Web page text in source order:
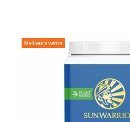
Découvrir leMocha Glacé Protéiné
🍵 MATCHA LATTE GLACÉ
Meilleure vente